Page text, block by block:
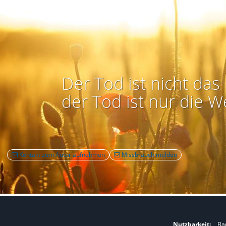
Der Tod ist nicht
der Tod ist nur die
Kontakt zum Autor aufnehmen Missbrauch melden
Nutzbarkeit: